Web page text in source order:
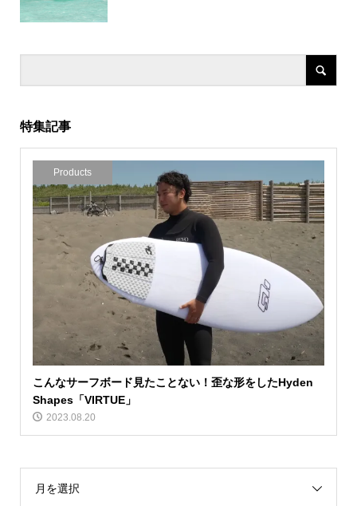
特集記事
Products
こんなサーフボード見たことない！歪な形をしたHyden
Shapes「VIRTUE」
2023.08.20
月を選択